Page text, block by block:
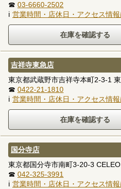
☎ 03-6660-2502
ℹ 営業時間・店休日・アクセス情
吉祥寺東急店
東京都武蔵野市吉祥寺本町2-3-1
☎ 0422-21-1810
ℹ 営業時間・店休日・アクセス情
国分寺店
東京都国分寺市南町3-20-3
☎ 042-325-3991
ℹ 営業時間・店休日・アクセス情